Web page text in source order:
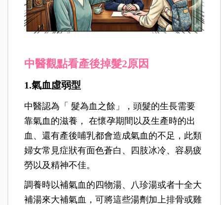
中醫觀點看產後掉髮2原因
1.氣血虛弱型
中醫認為「 髮為血之餘」，頭髮的生長需要
靠氣血的滋養， 在懷孕期間以及生產時的出
血、還有產後哺乳都會造成氣血的不足，此類
婦女常見症狀有面色蒼白、四肢冰冷、容易疲
勞以及精神不佳。
調養時以補氣血的四物湯、八珍湯或者十全大
補湯來大補氣血，可將這些湯劑加上排骨或雞